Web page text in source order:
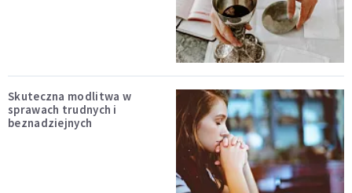
Skuteczna modlitwa w
sprawach trudnych i
beznadziejnych